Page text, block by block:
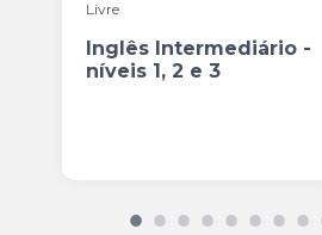
Livre
Inglês Intermediário -
níveis 1, 2 e 3